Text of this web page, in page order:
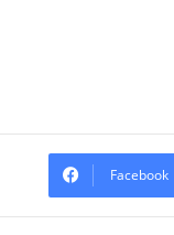
Facebook